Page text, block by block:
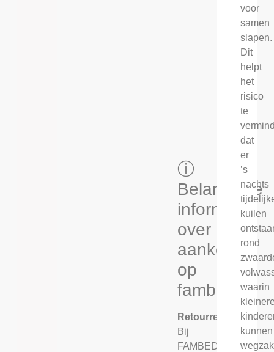
ⓘ
Belangrijke
informatie
over
aankopen
op
fambed.nl
Retourrecht
Bij
FAMBED®
voor
samen
slapen.
Dit
helpt
het
risico
te
dat
er
’s
nachts
kuilen
rond
waarin
kunnen